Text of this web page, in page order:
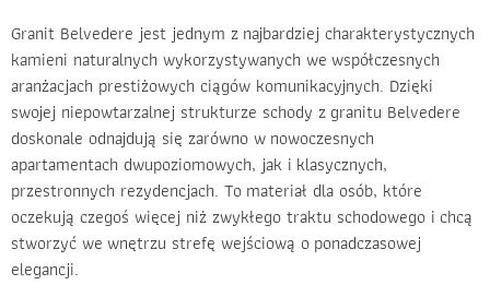
Granit Belvedere jest jednym z najbardziej charakterystycznych
kamieni naturalnych wykorzystywanych we współczesnych
aranżacjach prestiżowych ciągów komunikacyjnych. Dzięki
swojej niepowtarzalnej strukturze schody z granitu Belvedere
doskonale odnajdują się zarówno w nowoczesnych
apartamentach dwupoziomowych, jak i klasycznych,
przestronnych rezydencjach. To materiał dla osób, które
oczekują czegoś więcej niż zwykłego traktu schodowego i chcą
stworzyć we wnętrzu strefę wejściową o ponadczasowej
elegancji.